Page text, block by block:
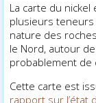
La carte du nickel
plusieurs
nature des
le Nord, autour
probablement de
Cette carte est
rapport sur l’état